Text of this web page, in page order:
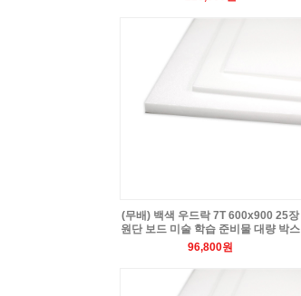
(무배) 백색 우드락 7T 600x900 25장
원단 보드 미술 학습 준비물 대량 박스
96,800원